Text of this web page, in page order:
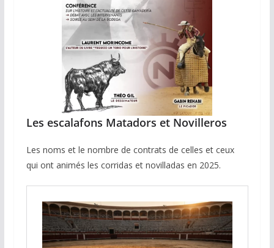
Les escalafons Matadors et Novilleros
Les noms et le nombre de contrats de celles et ceux
qui ont animés les corridas et novilladas en 2025.